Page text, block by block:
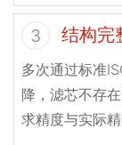
3 结构完
多次通过标准
降，滤芯不存
求精度与实际精